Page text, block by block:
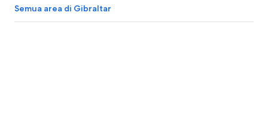
Semua area di Gibraltar